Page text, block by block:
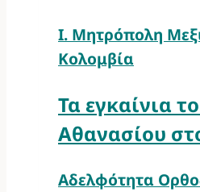
Ι. Μητρόπολη
Κολομβία
Τα εγκαίνια
Αθανασίου
Αδελφότητα